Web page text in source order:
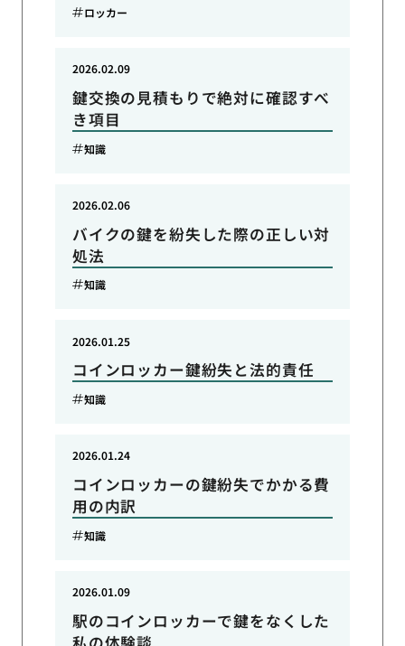
ロッカー
鍵交換の見積もりで絶対に確認すべ
き項目
2026.02.09
知識
バイクの鍵を紛失した際の正しい対
処法
2026.02.06
知識
コインロッカー鍵紛失と法的責任
2026.01.25
知識
コインロッカーの鍵紛失でかかる費
用の内訳
2026.01.24
知識
駅のコインロッカーで鍵をなくした
2026.01.09